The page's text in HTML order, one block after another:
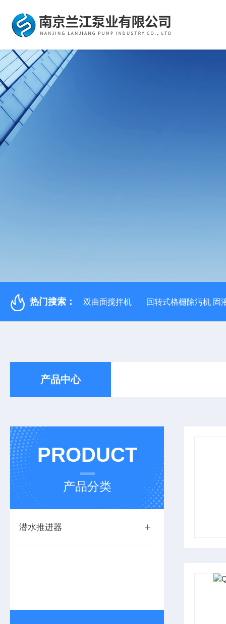
热门搜索： 双曲面搅拌机 回转式格栅除污机 固
产品中心
PRODUCT
产品分类
潜水推进器